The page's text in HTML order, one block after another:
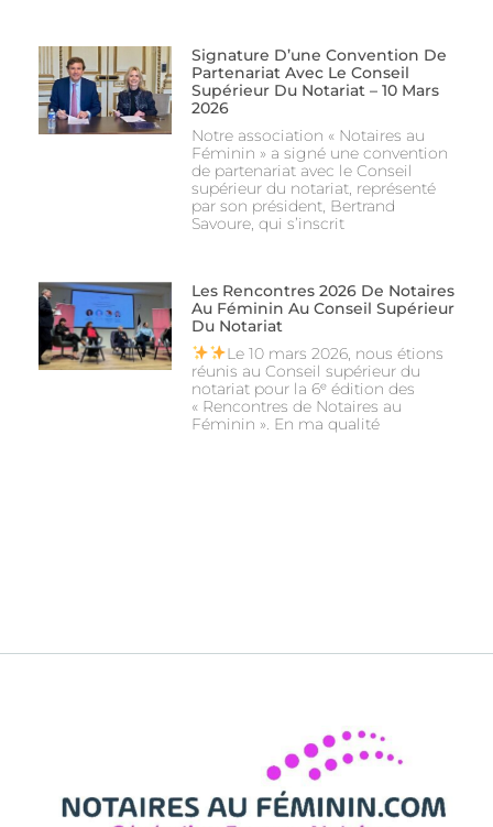
Signature D’une Convention De
Partenariat Avec Le Conseil
Supérieur Du Notariat – 10 Mars
2026
Notre association « Notaires au
Féminin » a signé une convention
de partenariat avec le Conseil
supérieur du notariat, représenté
par son président, Bertrand
Savoure, qui s’inscrit
Les Rencontres 2026 De Notaires
Au Féminin Au Conseil Supérieur
Du Notariat
Le 10 mars 2026, nous étions
réunis au Conseil supérieur du
notariat pour la 6ᵉ édition des
« Rencontres de Notaires au
Féminin ». En ma qualité